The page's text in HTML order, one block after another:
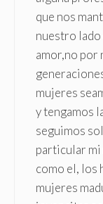
que nos
nuestro
amor,no por
mujeres
y tengamos
seguimos
particular mi
como el, los
mujeres